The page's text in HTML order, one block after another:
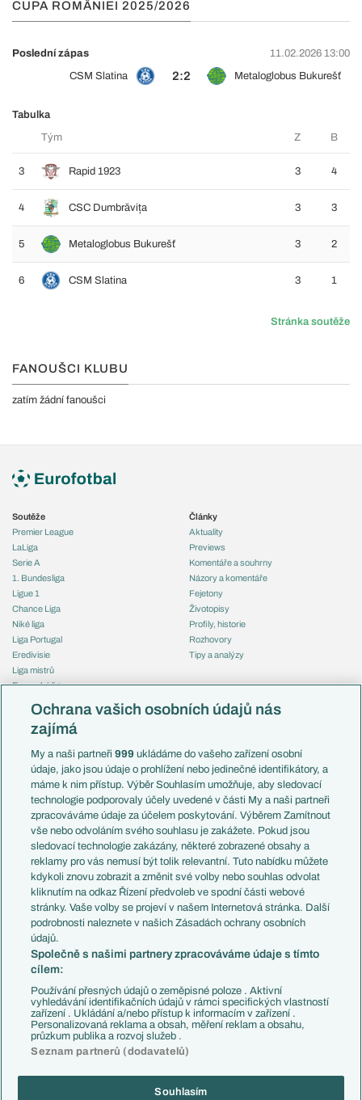
CUPA ROMÂNIEI 2025/2026
Poslední zápas
11.02.2026 13:00
CSM Slatina
2:2 Metaloglobus Bukurešť
Tabulka
Tým
Z B
3 Rapid 1923 3 4
4 CSC Dumbrăvița 3 3
5 Metaloglobus Bukurešť 3 2
6 CSM Slatina 3 1
Stránka soutěže
FANOUŠCI KLUBU
zatím žádní fanoušci
Soutěže
Premier League
LaLiga
Serie A
1. Bundesliga
Ligue 1
Chance Liga
Niké liga
Liga Portugal
Eredivisie
Liga mistrů
Evropská liga
Mistrovství světa
Liga národů
Témata
Představení týmů MS
EuroSkauting
PL v kostce
Evropské koeficienty
Přestupy
Přestupové spekulace
Zranění
Kluby
Arsenal FC
Chelsea FC
Manchester United
AC Milán
Juventus FC
Bayern Mnichov
FC Barcelona
Real Madrid
Články
Aktuality
Previews
Komentáře a souhrny
Názory a komentáře
Fejetony
Životopisy
Profily, historie
Rozhovory
Tipy a analýzy
Česko
Francie
Itálie
Německo
Španělsko
Argentina
Brazílie
Přestupy
Zápasy
Livescore
Tipovací soutěž
Ochrana vašich osobních údajů nás
zajímá
My a naši partneři999 ukládáme do vašeho zařízení osobní
údaje, jako jsou údaje o prohlížení nebo jedinečné identifikátory, a
máme k nim přístup. Výběr Souhlasím umožňuje, aby sledovací
technologie podporovaly účely uvedené v části My a naši partneři
zpracováváme údaje za účelem poskytování. Výběrem Zamítnout
vše nebo odvoláním svého souhlasu je zakážete. Pokud jsou
sledovací technologie zakázány, některé zobrazené obsahy a
reklamy pro vás nemusí být tolik relevantní. Tuto nabídku můžete
kdykoli znovu zobrazit a změnit své volby nebo souhlas odvolat
kliknutím na odkaz Řízení předvoleb ve spodní části webové
stránky. Vaše volby se projeví v našem Internetová stránka. Další
podrobnosti naleznete v našich Zásadách ochrany osobních
údajů.
Společně s našimi partnery zpracováváme údaje s tímto
cílem:
Používání přesných údajů o zeměpisné poloze . Aktivní
vyhledávání identifikačních údajů v rámci specifických vlastností
zařízení . Ukládání a/nebo přístup k informacím v zařízení .
Personalizovaná reklama a obsah, měření reklam a obsahu,
průzkum publika a rozvoj služeb .
Seznam partnerů (dodavatelů)
Souhlasím